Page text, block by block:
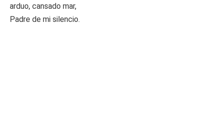
arduo, cansado mar,
Padre de mi silencio.